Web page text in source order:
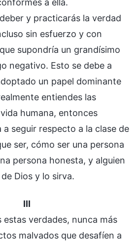
y practicarás la verdad
sin esfuerzo y con
supondría un grandísimo
negativo. Esto se debe a
un papel dominante
entiendes las
humana, entonces
seguir respecto a la clase de
ser, cómo ser una persona
persona honesta, y alguien
Dios y lo sirva.
III
estas verdades, nunca más
malvados que desafíen a